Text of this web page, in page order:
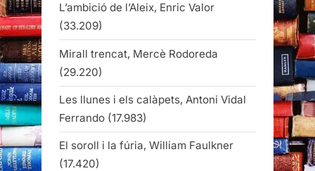
L’ambició de l’Aleix, Enric Valor
(33.209)
Mirall trencat, Mercè Rodoreda
(29.220)
Les llunes i els calàpets, Antoni Vidal
Ferrando (17.983)
El soroll i la fúria, William Faulkner
(17.420)